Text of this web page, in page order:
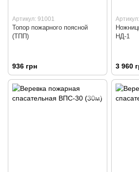
Артикул: 91001
Топор пожарного поясной
(ТПП)
936 грн
НД-1
3 960